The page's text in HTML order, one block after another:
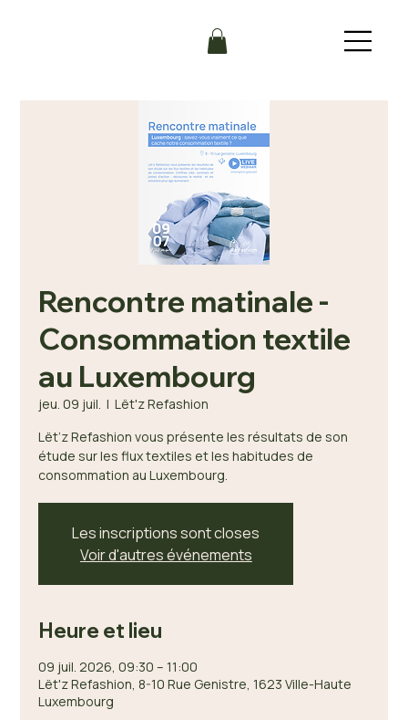
Rencontre matinale -
Consommation textile
au Luxembourg
jeu. 09 juil.
  |
Lët'z Refashion
Lët’z Refashion vous présente les résultats de son
étude sur les flux textiles et les habitudes de
consommation au Luxembourg.
Les inscriptions sont closes
Voir d'autres événements
Heure et lieu
09 juil. 2026, 09:30 – 11:00
Lët'z Refashion, 8-10 Rue Genistre, 1623 Ville-Haute
Luxembourg